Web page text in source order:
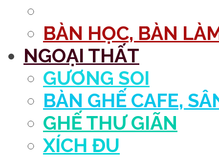
BÀN HỌC, BÀN
NGOẠI THẤT
GƯƠNG SOI
BÀN GHẾ CAFE,
GHẾ THƯ GIÃN
XÍCH ĐU